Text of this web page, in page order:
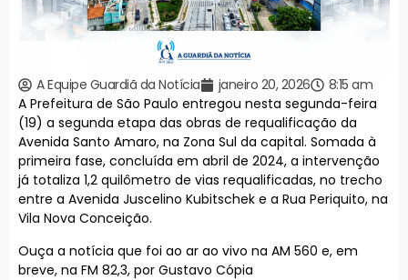
A Equipe Guardiã da Notícia janeiro 20, 2026
8:15 am
A Prefeitura de São Paulo entregou nesta segunda-feira
(19) a segunda etapa das obras de requalificação da
Avenida Santo Amaro, na Zona Sul da capital. Somada à
primeira fase, concluída em abril de 2024, a intervenção
já totaliza 1,2 quilômetro de vias requalificadas, no trecho
entre a Avenida Juscelino Kubitschek e a Rua Periquito, na
Vila Nova Conceição.
Ouça a notícia que foi ao ar ao vivo na AM 560 e, em
breve, na FM 82,3, por Gustavo Cópia